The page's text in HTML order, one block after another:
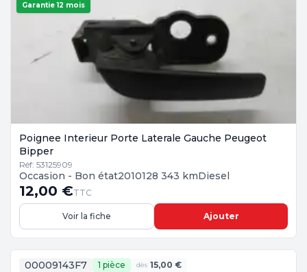
Garantie 12 mois
Poignee Interieur Porte Laterale Gauche Peugeot
Bipper
Réf: 53125909
Occasion - Bon état2010128 343 kmDiesel
12,00 €TTC
Voir la fiche Ajouter
00009143F7 1 pièce dès 15,00 €